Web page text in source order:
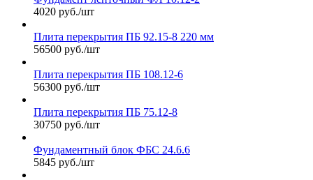
4020 руб./шт
Плита перекрытия ПБ 92.15-8 220 мм
56500 руб./шт
Плита перекрытия ПБ 108.12-6
56300 руб./шт
Плита перекрытия ПБ 75.12-8
30750 руб./шт
Фундаментный блок ФБС 24.6.6
5845 руб./шт